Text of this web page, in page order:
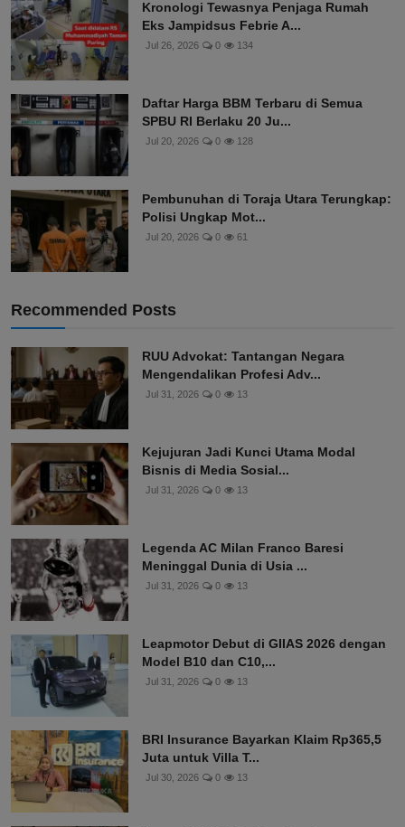
Kronologi Tewasnya Penjaga Rumah
Eks Jampidsus Febrie A...
Jul 26, 2026 0 134
Daftar Harga BBM Terbaru di Semua
SPBU RI Berlaku 20 Ju...
Jul 20, 2026 0 128
Pembunuhan di Toraja Utara Terungkap:
Polisi Ungkap Mot...
Jul 20, 2026 0 61
Recommended Posts
RUU Advokat: Tantangan Negara
Mengendalikan Profesi Adv...
Jul 31, 2026 0 13
Kejujuran Jadi Kunci Utama Modal
Bisnis di Media Sosial...
Jul 31, 2026 0 13
Legenda AC Milan Franco Baresi
Meninggal Dunia di Usia ...
Jul 31, 2026 0 13
Leapmotor Debut di GIIAS 2026 dengan
Model B10 dan C10,...
Jul 31, 2026 0 13
BRI Insurance Bayarkan Klaim Rp365,5
Juta untuk Villa T...
Jul 30, 2026 0 13